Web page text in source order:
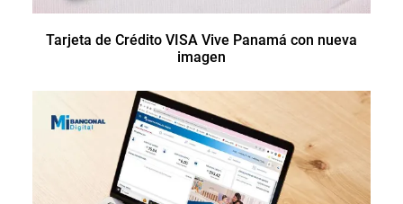
Tarjeta de Crédito VISA Vive Panamá con nueva
imagen